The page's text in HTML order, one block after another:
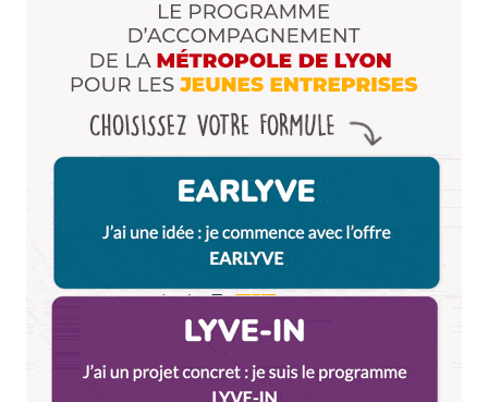
Merci Josette !
Répondre
Etant expatriée à Strasbourg depuis 1 an et demi, je
suis triste de ne pas trouver ici un équivalent à LCC
Je n’avais jamais trop fait attention à ça mais le
slow blogging, le fait maison, ça fait vraiment toute
la différence!
Ce que j’apprécie aussi particulièrement chez vous
(et ça pourrait faire 3 commandements de plus
c’est votre ligne éditoriale cohérente et homogène
Anne